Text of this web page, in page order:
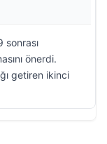
sonrası
önerdi.
getiren ikinci